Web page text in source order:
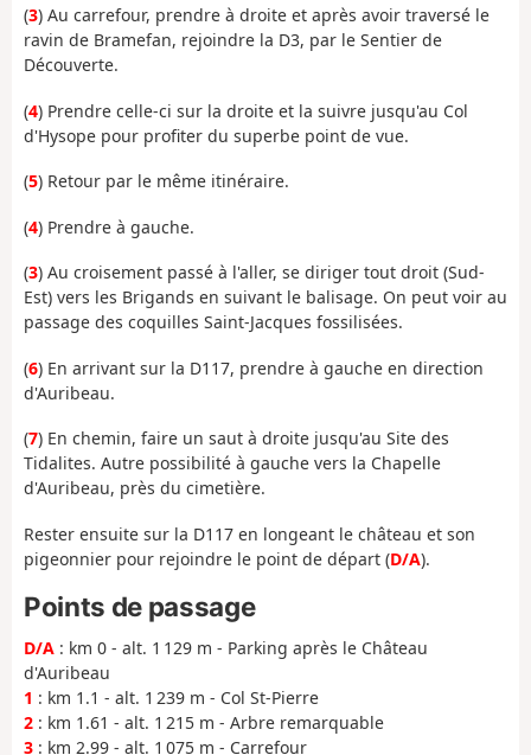
(3) Au carrefour, prendre à droite et après avoir traversé le
ravin de Bramefan, rejoindre la D3, par le Sentier de
Découverte.
(4) Prendre celle-ci sur la droite et la suivre jusqu'au Col
d'Hysope pour profiter du superbe point de vue.
(5) Retour par le même itinéraire.
(4) Prendre à gauche.
(3) Au croisement passé à l'aller, se diriger tout droit (Sud-
Est) vers les Brigands en suivant le balisage. On peut voir au
passage des coquilles Saint-Jacques fossilisées.
(6) En arrivant sur la D117, prendre à gauche en direction
d'Auribeau.
(7) En chemin, faire un saut à droite jusqu'au Site des
Tidalites. Autre possibilité à gauche vers la Chapelle
d'Auribeau, près du cimetière.
Rester ensuite sur la D117 en longeant le château et son
pigeonnier pour rejoindre le point de départ (D/A).
Points de passage
D/A : km 0 - alt. 1 129 m - Parking après le Château
d'Auribeau
1 : km 1.1 - alt. 1 239 m - Col St-Pierre
2 : km 1.61 - alt. 1 215 m - Arbre remarquable
3 : km 2.99 - alt. 1 075 m - Carrefour